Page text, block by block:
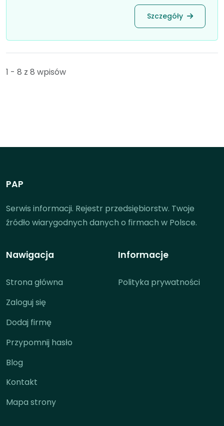
Szczegóły
1 - 8 z 8 wpisów
PAP
Serwis informacji. Rejestr przedsiębiorstw. Twoje
źródło wiarygodnych danych o firmach w Polsce.
Nawigacja
Strona główna
Zaloguj się
Dodaj firmę
Przypomnij hasło
Blog
Kontakt
Mapa strony
Informacje
Polityka prywatności